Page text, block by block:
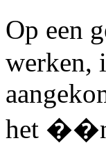
Op een
werken,
het ��n